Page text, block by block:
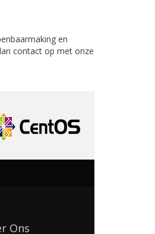
en
contact op met onze
Ons